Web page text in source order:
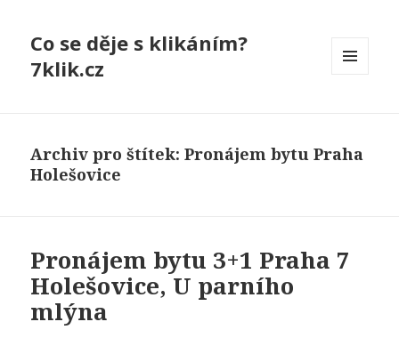
Co se děje s klikáním?
7klik.cz
Archiv pro štítek: Pronájem bytu Praha
Holešovice
Pronájem bytu 3+1 Praha 7
Holešovice, U parního
mlýna